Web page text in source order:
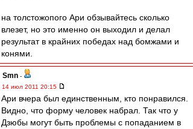
на толстожопого Ари обзывайтесь сколько
влезет, но это именно он выходил и делал
результат в крайних победах над бомжами и
конями.
Smn -
14 июл 2011 20:15
Ари вчера был единственным, кто понравился.
Видно, что форму человек набрал. Так что у
Дзюбы могут быть проблемы с попаданием в